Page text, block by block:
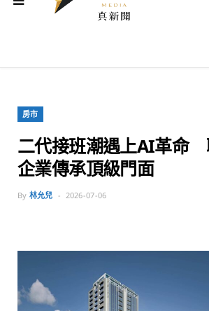
房市
二代接班潮遇上AI革命
企業傳承頂級門面
By 林允兒 2026-07-06